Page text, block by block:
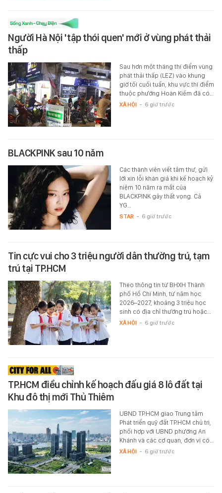
Người Hà Nội 'tập thói quen' mới ở vùng phát thải
thấp
Sau hơn một tháng thí điểm vùng
phát thải thấp (LEZ) vào khung
giờ tối cuối tuần, khu vực thí điểm
thuộc phường Hoàn Kiếm đã có…
XÃ HỘI - 6 giờ trước
BLACKPINK sau 10 năm
Các thành viên viết tâm thư, gửi
lời xin lỗi khán giả khi kế hoạch kỷ
niệm 10 năm ra mắt của
BLACKPINK gây thất vọng. Cả
YG…
STAR - 6 giờ trước
Tin cực vui cho 3 triệu người dân thường trú, tạm
trú tại TP.HCM
Theo thông tin từ BHXH Thành
phố Hồ Chí Minh, từ năm học
2026–2027, khoảng 3 triệu học
sinh có địa chỉ thường trú hoặc…
XÃ HỘI - 6 giờ trước
TP.HCM điều chỉnh kế hoạch đấu giá 8 lô đất tại
Khu đô thị mới Thủ Thiêm
UBND TP.HCM giao Trung tâm
Phát triển quỹ đất TP.HCM chủ trì,
phối hợp với UBND phường An
Khánh và các cơ quan, đơn vị có…
XÃ HỘI - 6 giờ trước